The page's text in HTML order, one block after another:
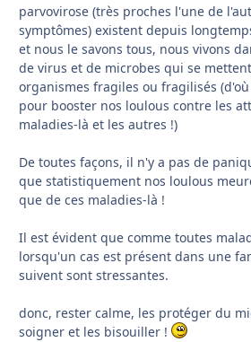
parvovirose (très proches l'une de
symptômes) existent depuis
et nous le savons tous, nous vivons
de virus et de microbes qui se
organismes fragiles ou fragilisés
pour booster nos loulous contre les
maladies-là et les autres !)
De toutes façons, il n'y a pas de
que statistiquement nos loulous
que de ces maladies-là !
Il est évident que comme toutes
lorsqu'un cas est présent dans une
suivent sont stressantes.
donc, rester calme, les protéger du
soigner et les bisouiller !